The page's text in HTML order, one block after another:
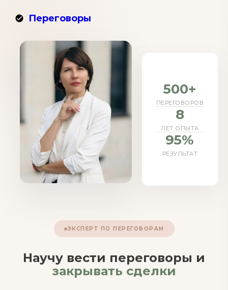
Переговоры
ЭКСПЕРТ ПО ПЕРЕГОВОРАМ
Научу вести переговоры и
закрывать сделки
500+
ПЕРЕГОВОРОВ
8
ЛЕТ ОПЫТА
95%
РЕЗУЛЬТАТ